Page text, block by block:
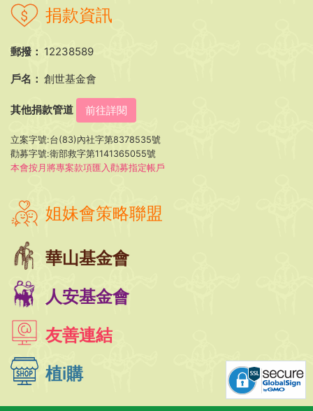
捐款資訊
郵撥： 12238589
戶名： 創世基金會
其他捐款管道 前往詳閱
立案字號:台(83)內社字第8378535號
勸募字號:衛部救字第1141365055號
本會按月將專案款項匯入勸募指定帳戶
姐妹會策略聯盟
華山基金會
人安基金會
友善連結
植i購